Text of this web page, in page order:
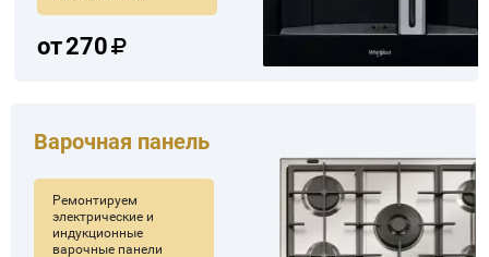
от270
Варочная панель
Ремонтируем
электрические и
индукционные
варочные панели